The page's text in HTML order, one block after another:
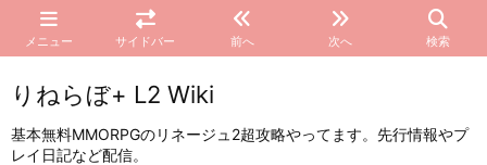
メニュー サイドバー 前へ 次へ 検索
りねらぼ+ L2 Wiki
基本無料MMORPGのリネージュ2超攻略やってます。先行情報やプ
レイ日記など配信。